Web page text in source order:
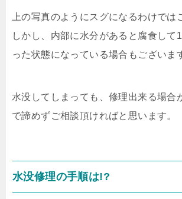
上の写真のようにスグになるわけでは
しかし、内部に水分があると腐食して
った状態になっている場合もございま
水没してしまっても、修理出来る場合
で諦めずご相談頂ければと思います。
水没修理の手順は!?